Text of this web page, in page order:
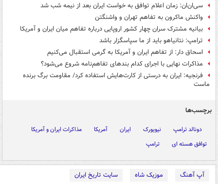
سی‌ان‌ان: زمان اعلام توافق به خواست ایران بعد از نیمه شب شد
واکنش ماکرون به تفاهم تهران و واشنگتن
بیانیه مشترک سران چهار کشور اروپایی درباره تفاهم میان ایران و آمریکا
ترامپ: نتانیاهو باید از ما سپاسگزار باشد
اسحاق دار: از تفاهم ایران و آمریکا به گرمی استقبال می‌کنیم
مذاکرات نهایی با اجرای کدام بندهای تفاهم‌نامه شروع می‌شود؟
فرنجیه: ایران به درستی از کارت‌هایش استفاده کرد/ مقاومت برگ برنده
ماست
برچسب‌ها
دونالد ترامپ نیویورک ایران آمریکا
مذاکرات ایران و آمریکا
توافق هسته ای
ترامپ
آپ آهنگ موزیک شاه
سایت تاریخ ایران